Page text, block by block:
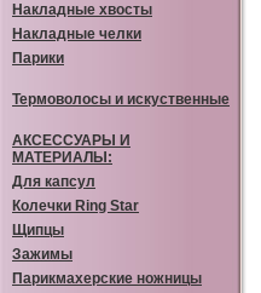
Накладные хвосты
Накладные челки
Парики
Термоволосы и искуственные
АКСЕССУАРЫ И
МАТЕРИАЛЫ:
Для капсул
Колечки Ring Star
Щипцы
Зажимы
Парикмахерские ножницы